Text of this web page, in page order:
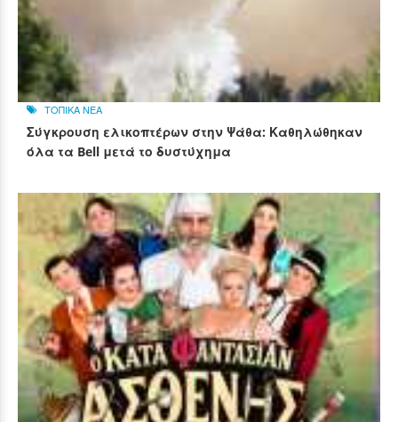
ΤΟΠΙΚΑ ΝΕΑ
Σύγκρουση ελικοπτέρων στην Ψάθα: Καθηλώθηκαν
όλα τα Bell μετά το δυστύχημα